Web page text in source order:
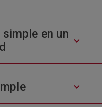
en un